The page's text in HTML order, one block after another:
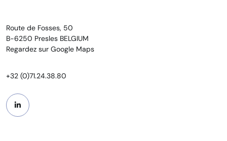
Route de Fosses, 50
B-6250 Presles BELGIUM
Regardez sur Google Maps
+32 (0)71.24.38.80